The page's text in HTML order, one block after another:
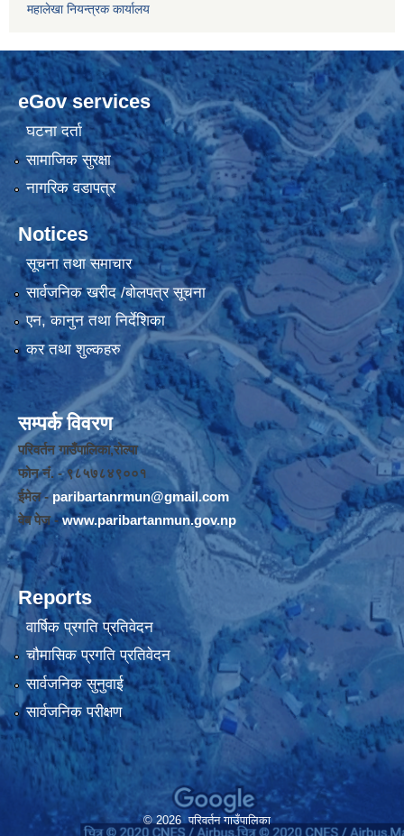
महालेखा नियन्त्रक कार्यालय
eGov services
घटना दर्ता
सामाजिक सुरक्षा
नागरिक वडापत्र
Notices
सूचना तथा समाचार
सार्वजनिक खरीद /बोलपत्र सूचना
एन, कानुन तथा निर्देशिका
कर तथा शुल्कहरु
सम्पर्क विवरण
परिवर्तन गाउँपालिका,रोल्पा
फोन नंं. - ९८५७८४९००१
ईमेल -paribartanrmun@gmail.com
वेब पेज -www.paribartanmun.gov.np
Reports
वार्षिक प्रगति प्रतिवेदन
चौमासिक प्रगति प्रतिवेदन
सार्वजनिक सुनुवाई
सार्वजनिक परीक्षण
© 2026 परिवर्तन गाउँपालिका